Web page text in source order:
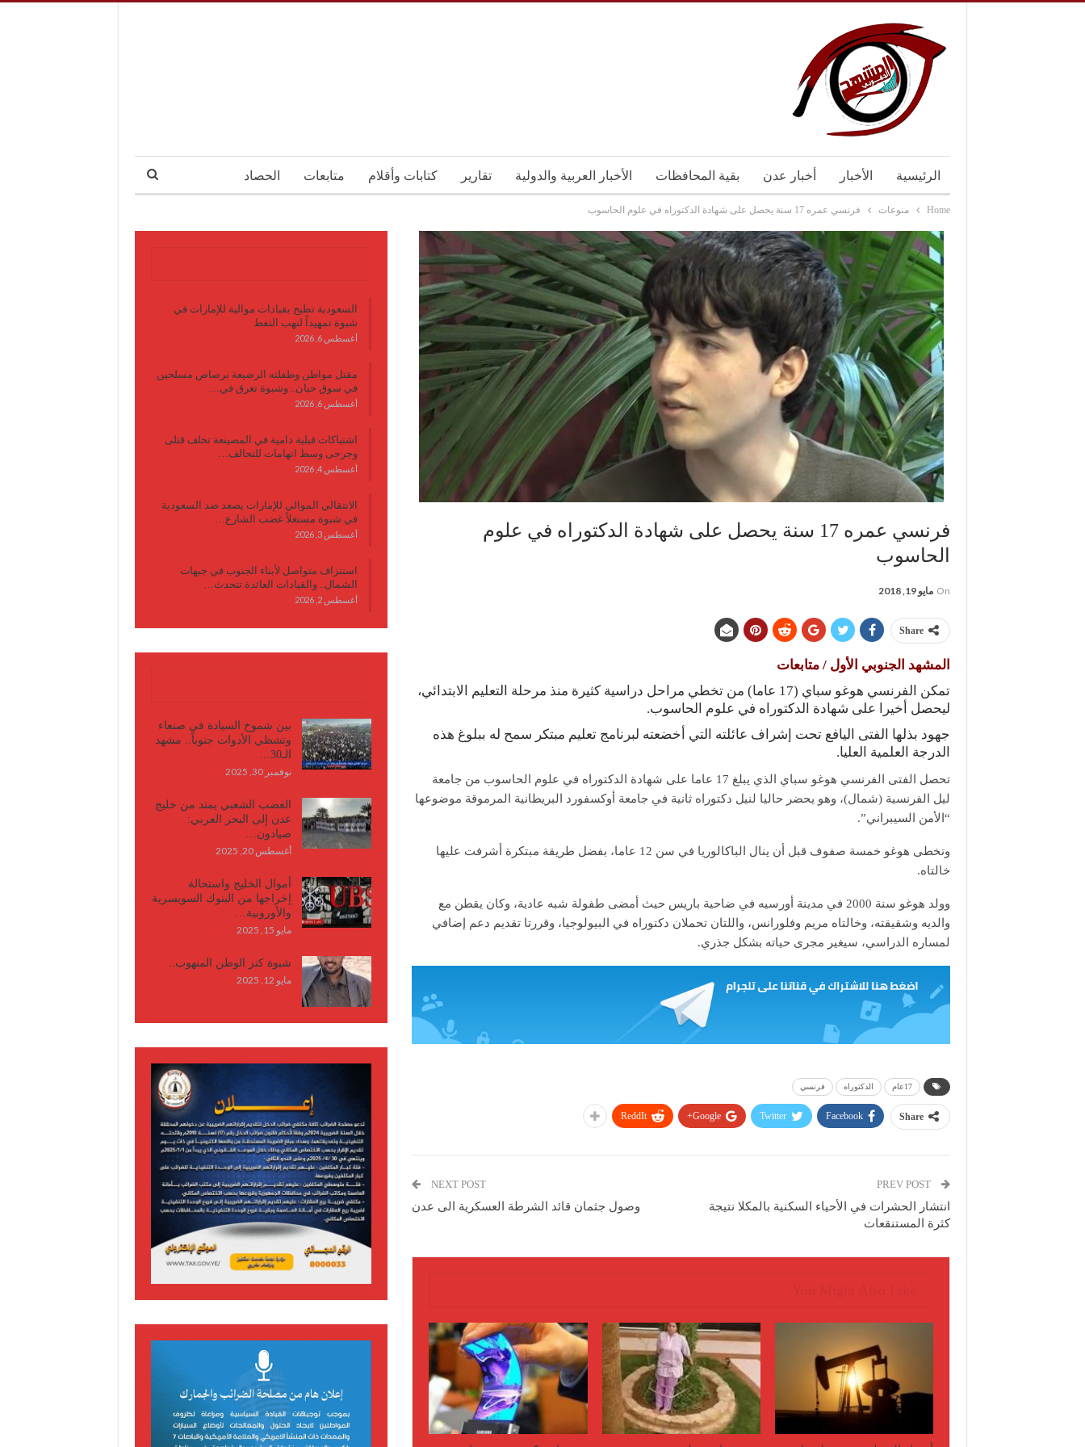
الرئيسية الأخبار أخبار عدن بقية المحافظات الأخبار العربية والدولية تقارير كتابات وأقلام متابعات الحصاد
Home منوعات فرنسي عمره 17 سنة يحصل على شهادة الدكتوراه في علوم الحاسوب
فرنسي عمره 17 سنة يحصل على شهادة الدكتوراه في علوم
الحاسوب
On مايو 19, 2018
Share
المشهد الجنوبي الأول / متابعات
تمكن الفرنسي هوغو سباي (17 عاما) من تخطي مراحل دراسية كثيرة منذ مرحلة التعليم الابتدائي،
ليحصل أخيرا على شهادة الدكتوراه في علوم الحاسوب.
جهود بذلها الفتى اليافع تحت إشراف عائلته التي أخضعته لبرنامج تعليم مبتكر سمح له ببلوغ هذه
الدرجة العلمية العليا.
تحصل الفتى الفرنسي هوغو سباي الذي يبلغ 17 عاما على شهادة الدكتوراه في علوم الحاسوب من جامعة
ليل الفرنسية (شمال)، وهو يحضر حاليا لنيل دكتوراه ثانية في جامعة أوكسفورد البريطانية المرموقة موضوعها
“الأمن السيبراني”.
وتخطى هوغو خمسة صفوف قبل أن ينال الباكالوريا في سن 12 عاما، بفضل طريقة مبتكرة أشرفت عليها
خالتاه.
وولد هوغو سنة 2000 في مدينة أورسيه في ضاحية باريس حيث أمضى طفولة شبه عادية، وكان يقطن مع
والديه وشقيقته، وخالتاه مريم وفلورانس، واللتان تحملان دكتوراه في البيولوجيا، وقررتا تقديم دعم إضافي
لمساره الدراسي، سيغير مجرى حياته بشكل جذري.
17عام الدكتوراه فرنسي
Share
Facebook
Twitter
Google+
ReddIt
انتشار الحشرات في الأحياء السكنية بالمكلا نتيجة
كثرة المستنقعات
NEXT POST
وصول جثمان قائد الشرطة العسكرية الى عدن
السعودية تطيح بقيادات موالية للإمارات في
شبوة تمهيداً لنهب النفط
أغسطس 6, 2026
مقتل مواطن وطفلته الرضيعة برصاص مسلحين
في سوق حبان.. وشبوة تغرق في…
أغسطس 6, 2026
اشتباكات قبلية دامية في المصينعة تخلف قتلى
وجرحى وسط اتهامات للتحالف…
أغسطس 4, 2026
الانتقالي الموالي للإمارات يصعد ضد السعودية
في شبوة مستغلاً غضب الشارع…
أغسطس 3, 2026
استنزاف متواصل لأبناء الجنوب في جبهات
الشمال.. والقيادات العائدة تتحدث…
أغسطس 2, 2026
بين شموخ السيادة في صنعاء
وتشظي الأدوات جنوباً.. مشهد
الـ30…
نوفمبر 30, 2025
الغضب الشعبي يمتد من خليج
عدن إلى البحر العربي:
صيادون…
أغسطس 20, 2025
أموال الخليج واستحالة
إخراجها من البنوك السويسرية
والأوروبية…
مايو 15, 2025
شبوة كنز الوطن المنهوب..
مايو 12, 2025